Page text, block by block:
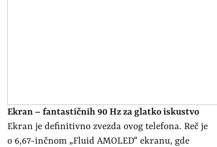
Ekran – fantastičnih 90 Hz za glatko iskustvo
Ekran je definitivno zvezda ovog telefona. Reč je
o 6,67-inčnom „Fluid AMOLED“ ekranu, gde